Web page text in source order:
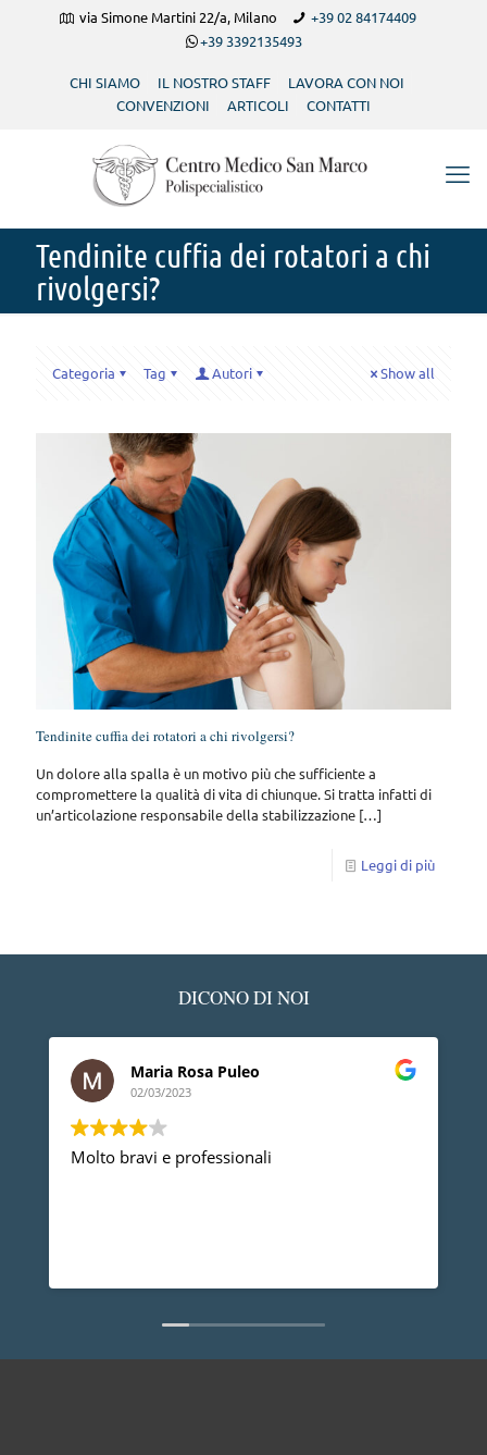
via Simone Martini 22/a, Milano
+39 02 84174409
+39 3392135493
CHI SIAMO IL NOSTRO STAFF
LAVORA CON NOI
CONVENZIONI
ARTICOLI CONTATTI
Tendinite cuffia dei rotatori a chi
rivolgersi?
Categoria Tag Autori Show all
Tendinite cuffia dei rotatori a chi rivolgersi?
Un dolore alla spalla è un motivo più che sufficiente a
compromettere la qualità di vita di chiunque. Si tratta infatti di
un’articolazione responsabile della stabilizzazione […]
Leggi di più
DICONO DI NOI
Maria Rosa Puleo
02/03/2023
Molto bravi e professionali